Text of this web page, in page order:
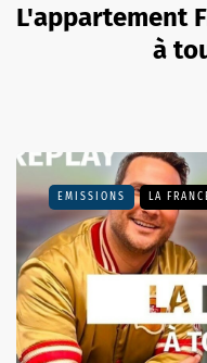
L'appartement
à
EMISSIONS LA